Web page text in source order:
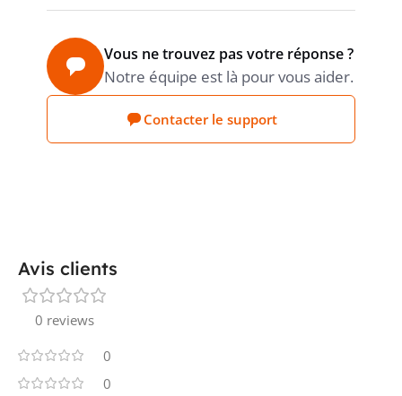
NOMBRE DE RACCORDEMENTS DE SORTIE
RACCORDEMENT FIXE
ABSORBTION DE PUISSANCE
Vous ne trouvez pas votre réponse ?
Notre équipe est là pour vous aider.
Contacter le support
Avis clients
0 reviews
0
0